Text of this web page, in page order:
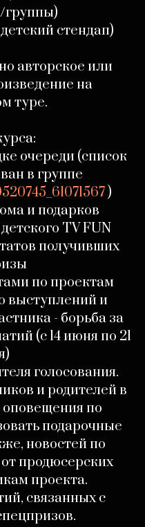
группы)
стендап)
авторское или
на
туре.
очереди (список
в группе
20745_61071567)
и подарков
TV FUN
получивших
по проектам
выступлений и
- борьба за
(с 14 июня по 21
голосования.
и родителей в
оповещения по
подарочные
новостей по
продюсерских
проекта.
связанных с